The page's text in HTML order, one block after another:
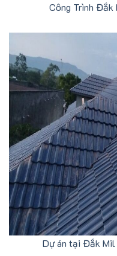
Công Trình Đắk
Dự án tại Đắk Mil